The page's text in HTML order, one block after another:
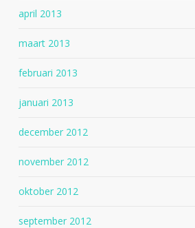
april 2013
maart 2013
februari 2013
januari 2013
december 2012
november 2012
oktober 2012
september 2012